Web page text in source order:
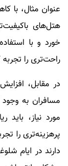
عنوان مثال، با
هتل‌های
خورد و با
راحت‌تری را تجربه
در مقابل،
مسافران به وجود
مورد نیاز،
پرهزینه‌تری را
دارند در ایام